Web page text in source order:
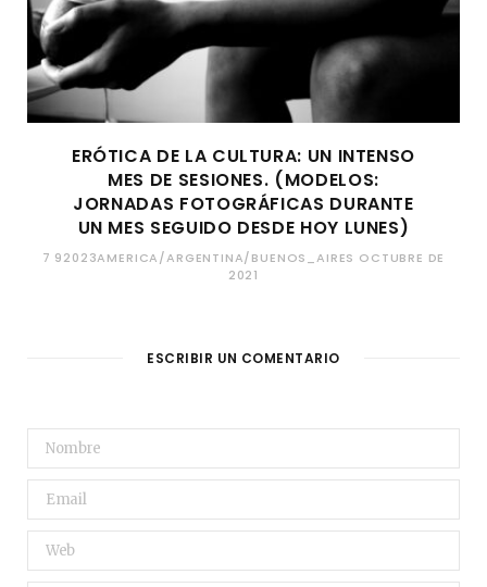
ERÓTICA DE LA CULTURA: UN INTENSO
MES DE SESIONES. (MODELOS:
JORNADAS FOTOGRÁFICAS DURANTE
UN MES SEGUIDO DESDE HOY LUNES)
7 92023AMERICA/ARGENTINA/BUENOS_AIRES OCTUBRE DE
2021
ESCRIBIR UN COMENTARIO